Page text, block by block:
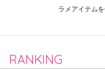
ラメアイテム
RANKING